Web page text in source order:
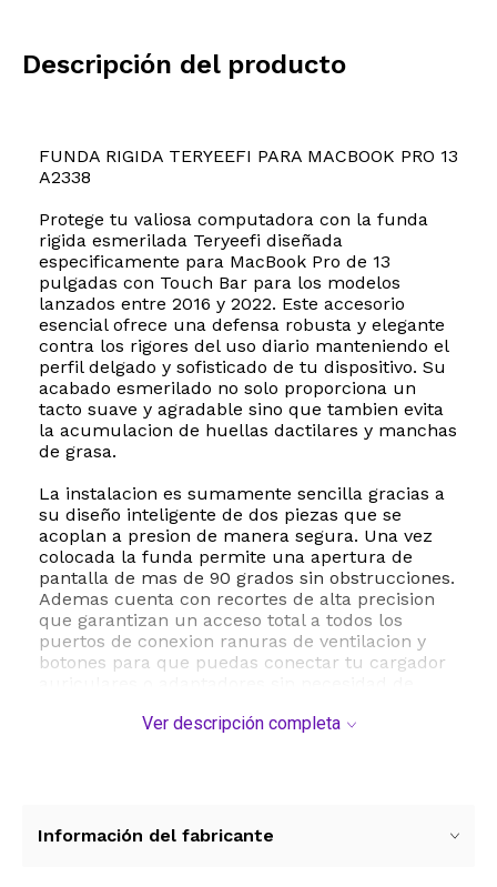
Descripción del producto
FUNDA RIGIDA TERYEEFI PARA MACBOOK PRO 13
A2338
Protege tu valiosa computadora con la funda
rigida esmerilada Teryeefi diseñada
especificamente para MacBook Pro de 13
pulgadas con Touch Bar para los modelos
lanzados entre 2016 y 2022. Este accesorio
esencial ofrece una defensa robusta y elegante
contra los rigores del uso diario manteniendo el
perfil delgado y sofisticado de tu dispositivo. Su
acabado esmerilado no solo proporciona un
tacto suave y agradable sino que tambien evita
la acumulacion de huellas dactilares y manchas
de grasa.
La instalacion es sumamente sencilla gracias a
su diseño inteligente de dos piezas que se
acoplan a presion de manera segura. Una vez
colocada la funda permite una apertura de
pantalla de mas de 90 grados sin obstrucciones.
Ademas cuenta con recortes de alta precision
que garantizan un acceso total a todos los
puertos de conexion ranuras de ventilacion y
botones para que puedas conectar tu cargador
protector de pantalla transparente y tapones
Ver descripción completa
Información del fabricante